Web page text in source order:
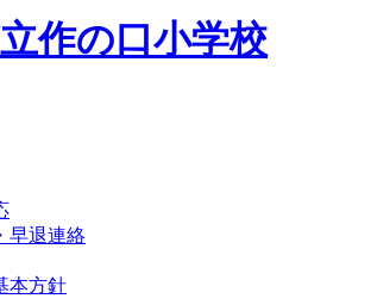
作の口小学校
早退連絡
本方針